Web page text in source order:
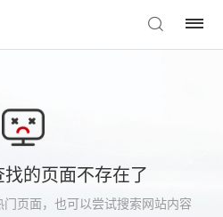
的页面不存在了
门页面，也可以尝试搜索网站内容